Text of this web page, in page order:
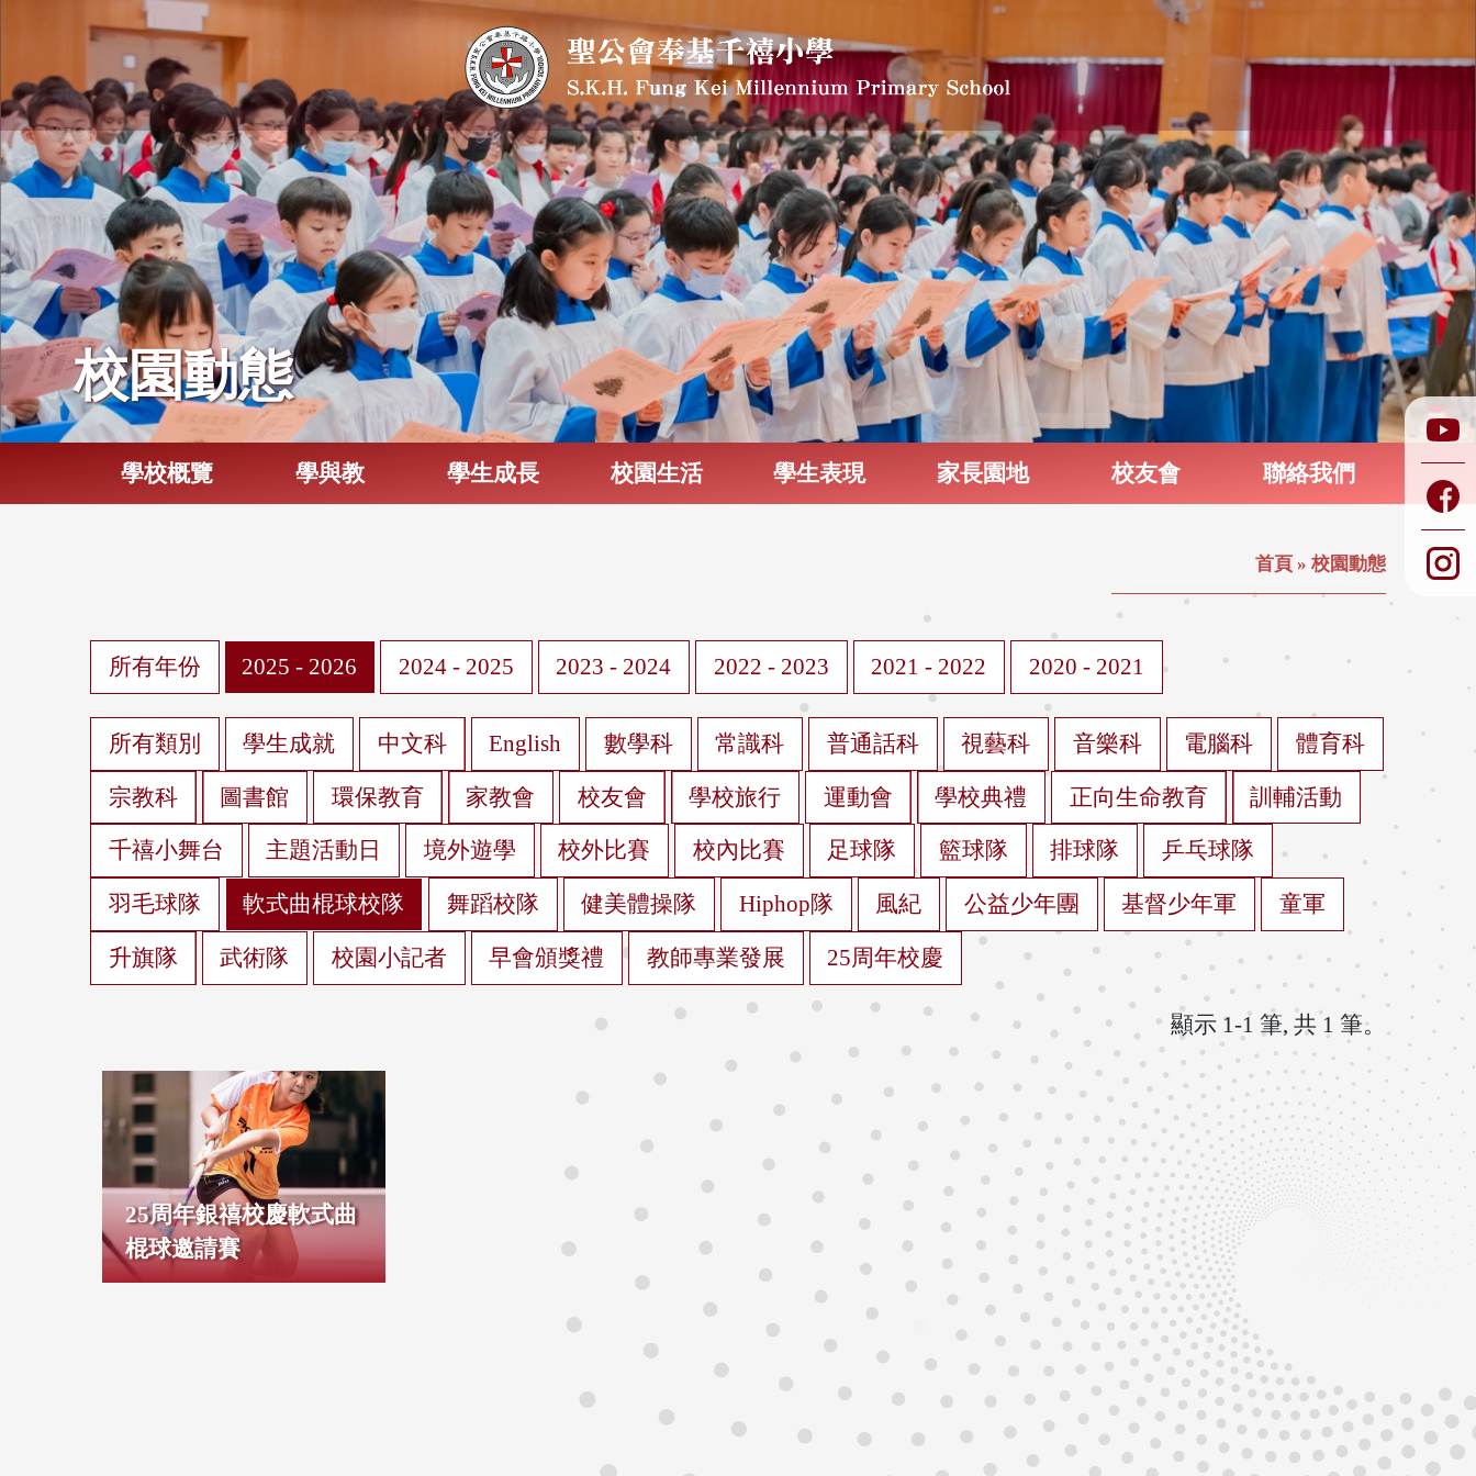
校園動態
學校概覽 學與教 學生成長 校園生活 學生表現 家長園地 校友會 聯絡我們
首頁 » 校園動態
所有年份 2025 - 2026 2024 - 2025 2023 - 2024 2022 - 2023 2021 - 2022 2020 - 2021
所有類別 學生成就 中文科 English 數學科 常識科 普通話科 視藝科 音樂科 電腦科 體育科
宗教科 圖書館 環保教育 家教會 校友會 學校旅行 運動會 學校典禮 正向生命教育 訓輔活動
千禧小舞台 主題活動日 境外遊學 校外比賽 校內比賽 足球隊 籃球隊 排球隊 乒乓球隊
羽毛球隊 軟式曲棍球校隊 舞蹈校隊 健美體操隊 Hiphop隊 風紀 公益少年團 基督少年軍 童軍
升旗隊 武術隊 校園小記者 早會頒獎禮 教師專業發展 25周年校慶
顯示 1-1 筆, 共 1 筆。
25周年銀禧校慶軟式曲
棍球邀請賽